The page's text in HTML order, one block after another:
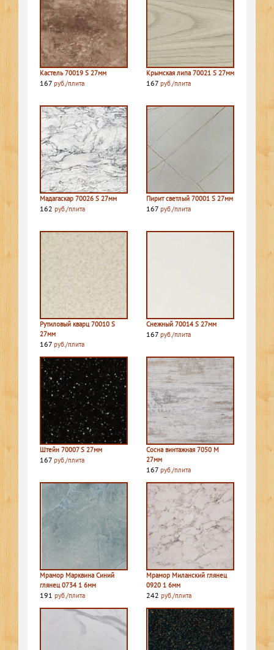
Кастель 70019 S 27мм
167 руб./плита
Крымская липа 70021 S 27мм
167 руб./плита
Мадагаскар 70026 S 27мм
162 руб./плита
Пирит светлый 70001 S 27мм
167 руб./плита
Рутиловый кварц 70010 S
27мм
167 руб./плита
Снежный 70014 S 27мм
167 руб./плита
Штейн 70007 S 27мм
167 руб./плита
Сосна винтажная 7050 M
27мм
167 руб./плита
Мрамор Марквина Синий
глянец 0734 1 6мм
191 руб./плита
Мрамор Миланский глянец
0920 1 6мм
242 руб./плита